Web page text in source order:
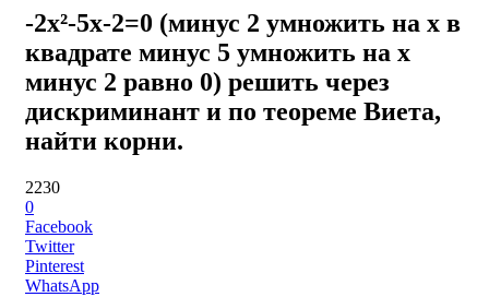
-2x²-5x-2=0 (минус 2 умножить на x в
квадрате минус 5 умножить на x
минус 2 равно 0) решить через
дискриминант и по теореме Виета,
найти корни.
2230
0
Facebook
Twitter
Pinterest
WhatsApp